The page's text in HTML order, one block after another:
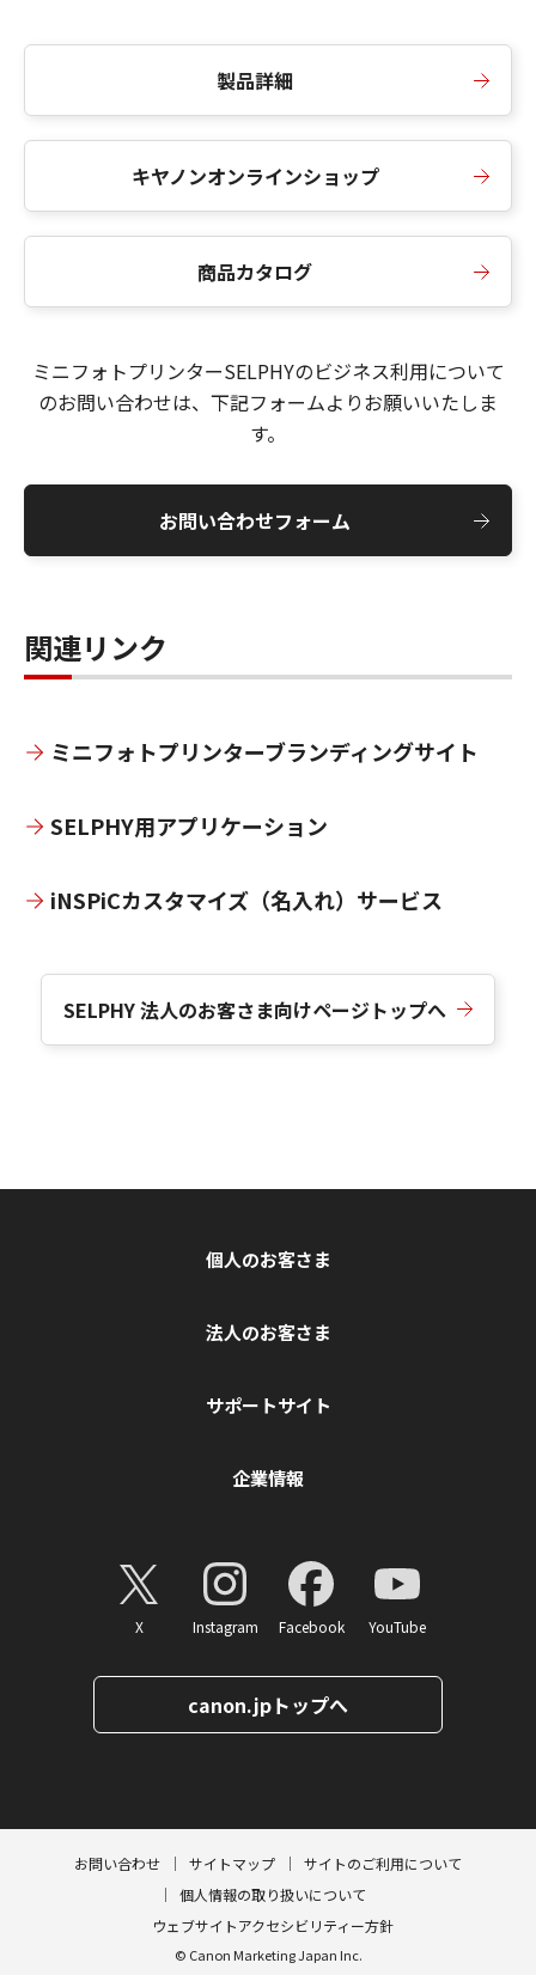
製品詳細
キヤノンオンラインショップ
商品カタログ
ミニフォトプリンターSELPHYのビジネス利用について
のお問い合わせは、下記フォームよりお願いいたしま
す。
お問い合わせフォーム
関連リンク
ミニフォトプリンターブランディングサイト
SELPHY用アプリケーション
iNSPiCカスタマイズ（名入れ）サービス
SELPHY 法人のお客さま向けページトップへ
個人のお客さま
法人のお客さま
サポートサイト
企業情報
X Instagram Facebook YouTube
canon.jpトップへ
お問い合わせ サイトマップ
サイトのご利用について
個人情報の取り扱いについて
ウェブサイトアクセシビリティー方針
© Canon Marketing Japan Inc.